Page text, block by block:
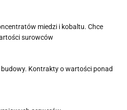
miedzi i kobaltu. Chce
surowców
Kontrakty o wartości ponad